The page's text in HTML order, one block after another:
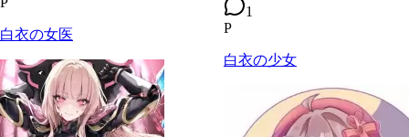
白衣の女医
1
P
白衣の少女